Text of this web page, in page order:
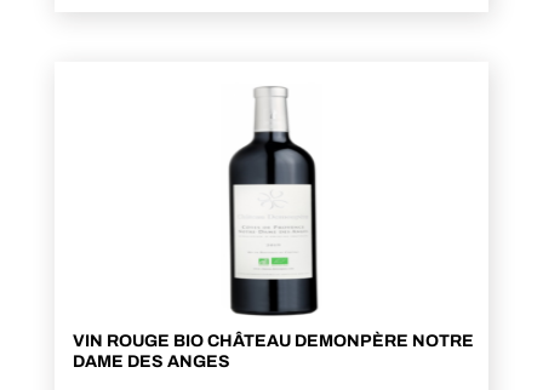
VIN ROUGE BIO CHÂTEAU DEMONPÈRE NOTRE
DAME DES ANGES